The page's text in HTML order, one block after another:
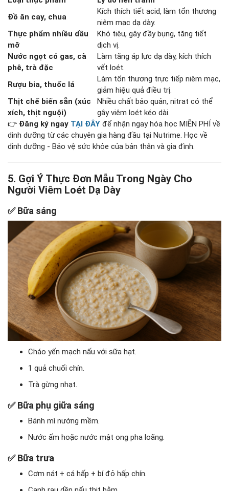
Đồ ăn cay, chua
Kích thích tiết acid, làm tổn thương
niêm mạc dạ dày.
Thực phẩm nhiều dầu
mỡ
Khó tiêu, gây đầy bụng, tăng tiết
dịch vị.
Nước ngọt có gas, cà
phê, trà đặc
Làm tăng áp lực dạ dày, kích thích
vết loét.
Rượu bia, thuốc lá
Làm tổn thương trực tiếp niêm mạc,
giảm hiệu quả điều trị.
Thịt chế biến sẵn (xúc
xích, thịt nguội)
Nhiều chất bảo quản, nitrat có thể
gây viêm loét kéo dài.
👉 Đăng ký ngay TẠI ĐÂY để nhận ngay hóa học MIỄN PHÍ về
dinh dưỡng từ các chuyên gia hàng đầu tại Nutrime. Học về
dinh dưỡng - Bảo vệ sức khỏe của bản thân và gia đình.
5. Gợi Ý Thực Đơn Mẫu Trong Ngày Cho
Người Viêm Loét Dạ Dày
✅Bữa sáng
Cháo yến mạch nấu với sữa hạt.
1 quả chuối chín.
Trà gừng nhạt.
✅Bữa phụ giữa sáng
Bánh mì nướng mềm.
Nước ấm hoặc nước mật ong pha loãng.
✅Bữa trưa
Cơm nát + cá hấp + bí đỏ hấp chín.